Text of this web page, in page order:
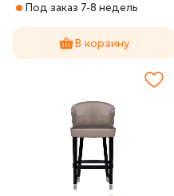
Под заказ 7-8 недель
В корзину